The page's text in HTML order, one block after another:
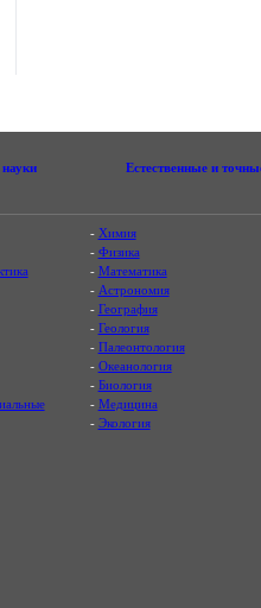
Естественные и
- Химия
- Физика
- Математика
- Астрономия
- География
- Геология
- Палеонтология
- Океанология
- Биология
- Медицина
- Экология